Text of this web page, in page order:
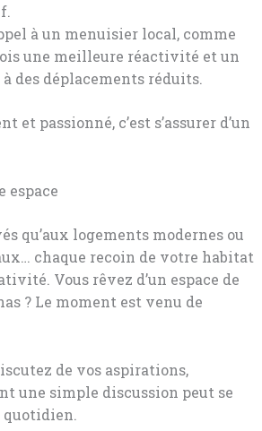
à un menuisier local, comme
une meilleure réactivité et un
des déplacements réduits.
passionné, c’est s’assurer d’un
espace
qu’aux logements modernes ou
chaque recoin de votre habitat
Vous rêvez d’un espace de
? Le moment est venu de
de vos aspirations,
une simple discussion peut se